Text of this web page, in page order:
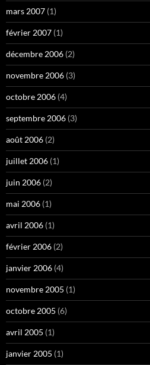
mars 2007 (1)
février 2007 (1)
décembre 2006 (2)
novembre 2006 (3)
octobre 2006 (4)
septembre 2006 (3)
août 2006 (2)
juillet 2006 (1)
juin 2006 (2)
mai 2006 (1)
avril 2006 (1)
février 2006 (2)
janvier 2006 (4)
novembre 2005 (1)
octobre 2005 (6)
avril 2005 (1)
janvier 2005 (1)